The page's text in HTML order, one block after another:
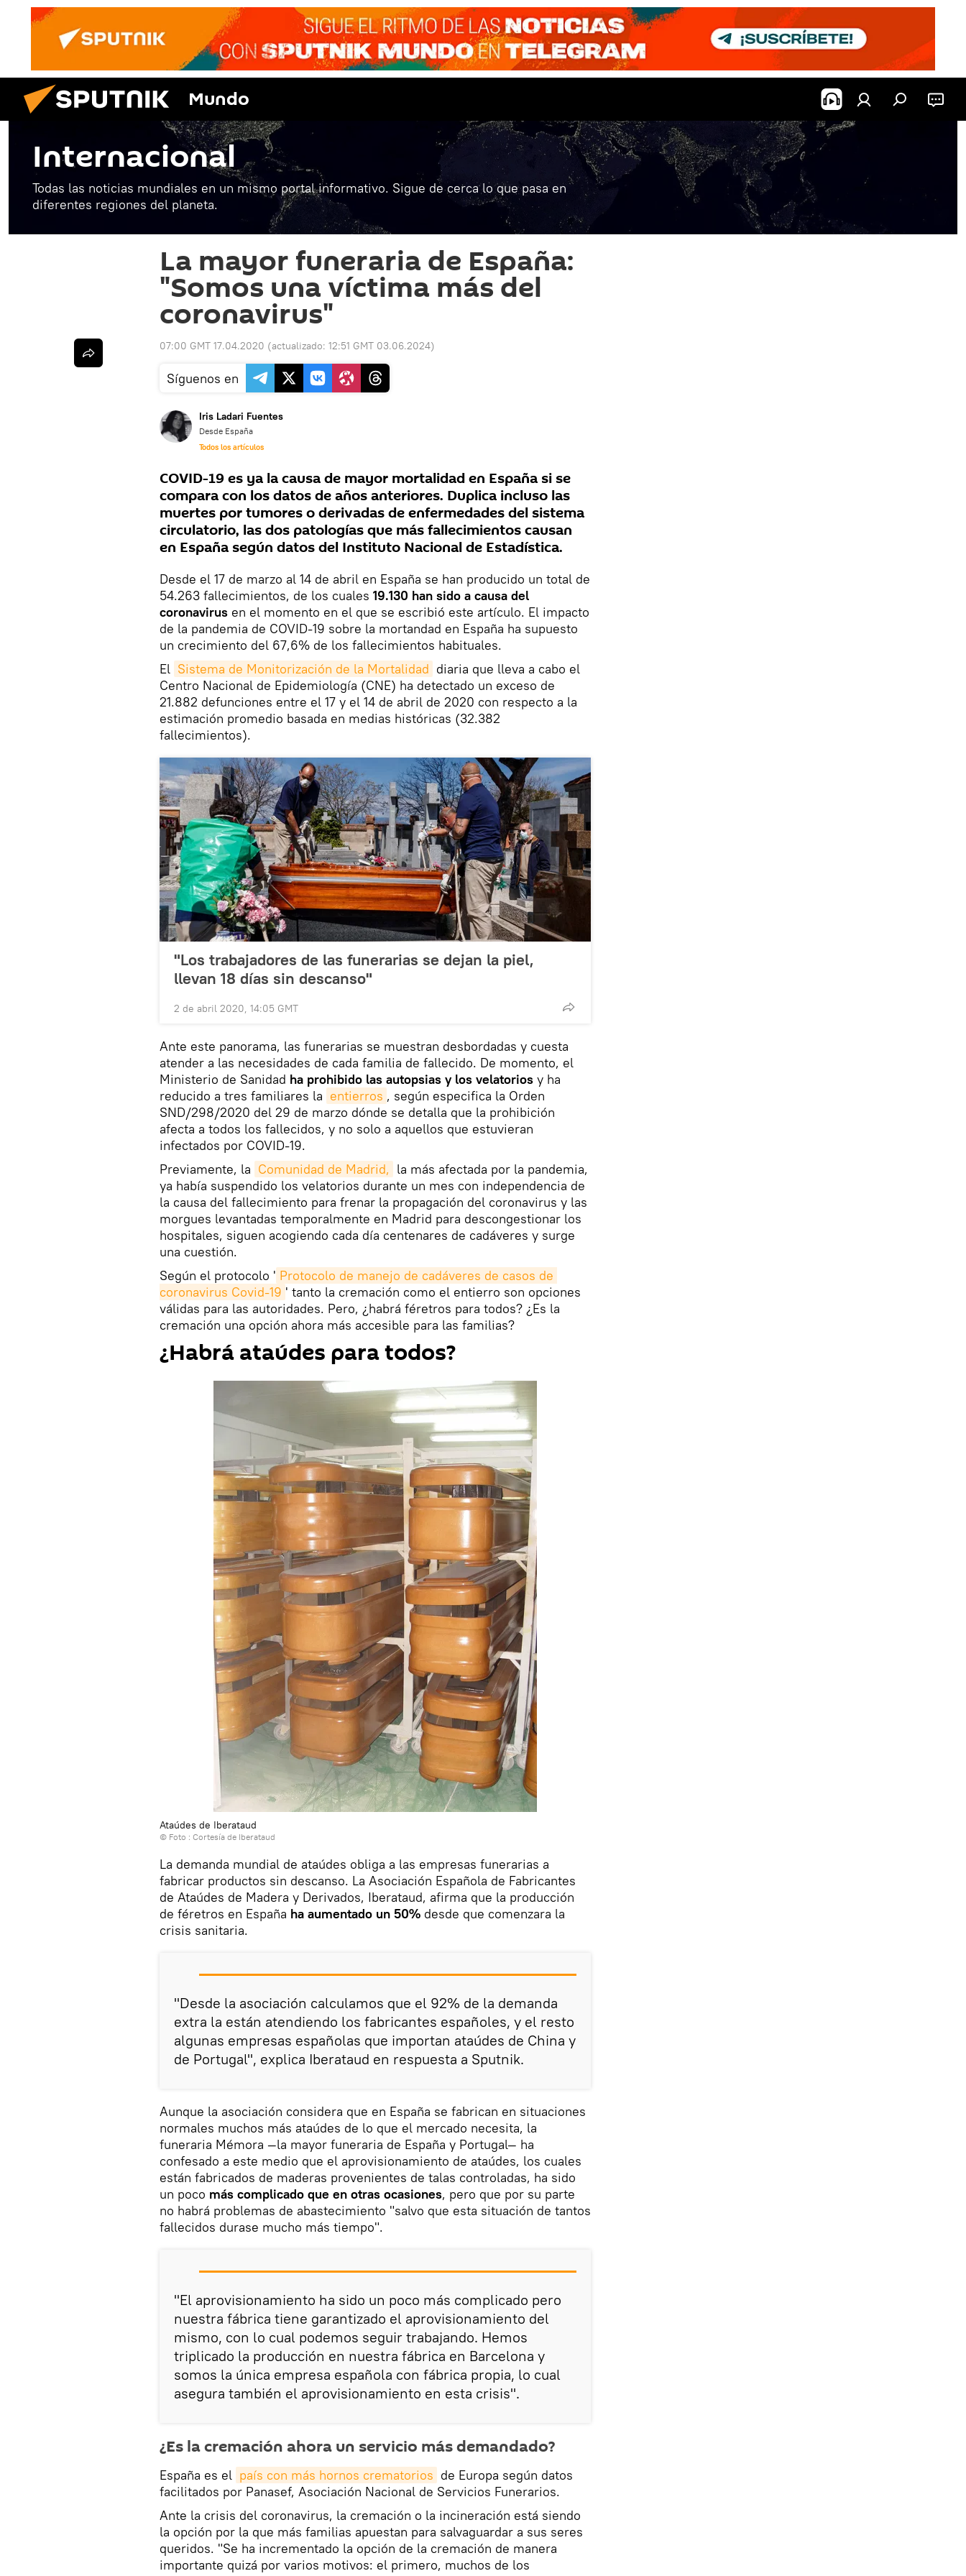
Mundo
Internacional
Todas las noticias mundiales en un mismo portal informativo. Sigue de cerca lo que pasa en
diferentes regiones del planeta.
La mayor funeraria de España:
"Somos una víctima más del
coronavirus"
07:00 GMT 17.04.2020 (actualizado: 12:51 GMT 03.06.2024)
Síguenos en
Iris Ladari Fuentes
Desde España
Todos los artículos
COVID-19 es ya la causa de mayor mortalidad en España si se
compara con los datos de años anteriores. Duplica incluso las
muertes por tumores o derivadas de enfermedades del sistema
circulatorio, las dos patologías que más fallecimientos causan
en España según datos del Instituto Nacional de Estadística.
Desde el 17 de marzo al 14 de abril en España se han producido un total de
54.263 fallecimientos, de los cuales 19.130 han sido a causa del
coronavirus en el momento en el que se escribió este artículo. El impacto
de la pandemia de COVID-19 sobre la mortandad en España ha supuesto
un crecimiento del 67,6% de los fallecimientos habituales.
El Sistema de Monitorización de la Mortalidad diaria que lleva a cabo el
Centro Nacional de Epidemiología (CNE) ha detectado un exceso de
21.882 defunciones entre el 17 y el 14 de abril de 2020 con respecto a la
estimación promedio basada en medias históricas (32.382
fallecimientos).
"Los trabajadores de las funerarias se dejan la piel,
llevan 18 días sin descanso"
2 de abril 2020, 14:05 GMT
Ante este panorama, las funerarias se muestran desbordadas y cuesta
atender a las necesidades de cada familia de fallecido. De momento, el
Ministerio de Sanidad ha prohibido las autopsias y los velatorios y ha
reducido a tres familiares la entierros , según especifica la Orden
SND/298/2020 del 29 de marzo dónde se detalla que la prohibición
afecta a todos los fallecidos, y no solo a aquellos que estuvieran
infectados por COVID-19.
Previamente, la Comunidad de Madrid, la más afectada por la pandemia,
ya había suspendido los velatorios durante un mes con independencia de
la causa del fallecimiento para frenar la propagación del coronavirus y las
morgues levantadas temporalmente en Madrid para descongestionar los
hospitales, siguen acogiendo cada día centenares de cadáveres y surge
una cuestión.
Según el protocolo ' Protocolo de manejo de cadáveres de casos de
coronavirus Covid-19 ' tanto la cremación como el entierro son opciones
válidas para las autoridades. Pero, ¿habrá féretros para todos? ¿Es la
cremación una opción ahora más accesible para las familias?
¿Habrá ataúdes para todos?
Ataúdes de Iberataud
© Foto : Cortesía de Iberataud
La demanda mundial de ataúdes obliga a las empresas funerarias a
fabricar productos sin descanso. La Asociación Española de Fabricantes
de Ataúdes de Madera y Derivados, Iberataud, afirma que la producción
de féretros en España ha aumentado un 50% desde que comenzara la
crisis sanitaria.
"Desde la asociación calculamos que el 92% de la demanda
extra la están atendiendo los fabricantes españoles, y el resto
algunas empresas españolas que importan ataúdes de China y
de Portugal", explica Iberataud en respuesta a Sputnik.
Aunque la asociación considera que en España se fabrican en situaciones
normales muchos más ataúdes de lo que el mercado necesita, la
funeraria Mémora —la mayor funeraria de España y Portugal— ha
confesado a este medio que el aprovisionamiento de ataúdes, los cuales
están fabricados de maderas provenientes de talas controladas, ha sido
un poco más complicado que en otras ocasiones, pero que por su parte
no habrá problemas de abastecimiento "salvo que esta situación de tantos
fallecidos durase mucho más tiempo".
"El aprovisionamiento ha sido un poco más complicado pero
nuestra fábrica tiene garantizado el aprovisionamiento del
mismo, con lo cual podemos seguir trabajando. Hemos
triplicado la producción en nuestra fábrica en Barcelona y
somos la única empresa española con fábrica propia, lo cual
asegura también el aprovisionamiento en esta crisis".
¿Es la cremación ahora un servicio más demandado?
España es el país con más hornos crematorios de Europa según datos
facilitados por Panasef, Asociación Nacional de Servicios Funerarios.
Ante la crisis del coronavirus, la cremación o la incineración está siendo
la opción por la que más familias apuestan para salvaguardar a sus seres
queridos. "Se ha incrementado la opción de la cremación de manera
importante quizá por varios motivos: el primero, muchos de los